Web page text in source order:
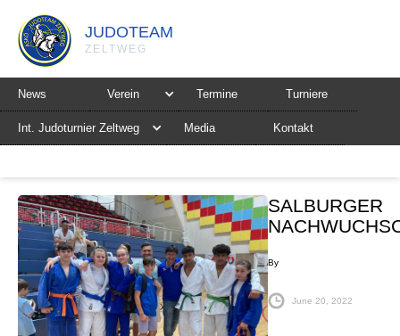
JUDOTEAM
ZELTWEG
News Verein Termine Turniere
Int. Judoturnier Zeltweg Media Kontakt
SALBURGER
By
June 20, 2022